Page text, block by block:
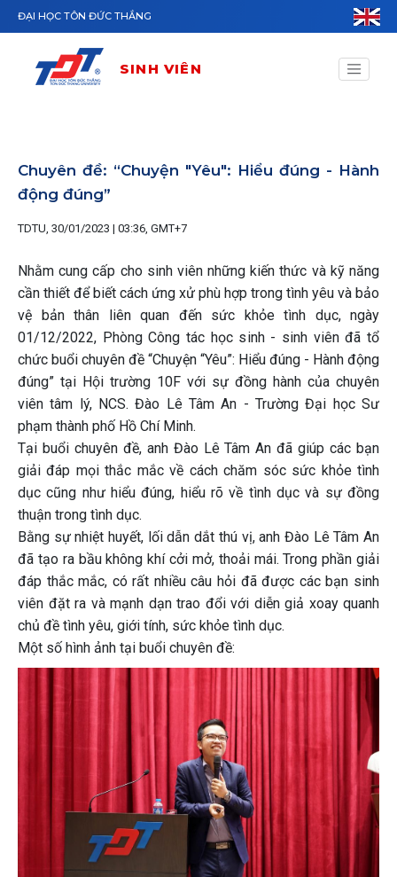
Nhảy đến nội dung
ĐẠI HỌC TÔN ĐỨC THẮNG
SINH VIÊN
Chuyên đề: “Chuyện "Yêu": Hiểu đúng - Hành
động đúng”
TDTU, 30/01/2023 | 03:36, GMT+7
Nhằm cung cấp cho sinh viên những kiến thức và kỹ năng
cần thiết để biết cách ứng xử phù hợp trong tình yêu và bảo
vệ bản thân liên quan đến sức khỏe tình dục, ngày
01/12/2022, Phòng Công tác học sinh - sinh viên đã tổ
chức buổi chuyên đề “Chuyện “Yêu”: Hiểu đúng - Hành động
đúng” tại Hội trường 10F với sự đồng hành của chuyên
viên tâm lý, NCS. Đào Lê Tâm An - Trường Đại học Sư
phạm thành phố Hồ Chí Minh.
Tại buổi chuyên đề, anh Đào Lê Tâm An đã giúp các bạn
giải đáp mọi thắc mắc về cách chăm sóc sức khỏe tình
dục cũng như hiểu đúng, hiểu rõ về tình dục và sự đồng
thuận trong tình dục.
Bằng sự nhiệt huyết, lối dẫn dắt thú vị, anh Đào Lê Tâm An
đã tạo ra bầu không khí cởi mở, thoải mái. Trong phần giải
đáp thắc mắc, có rất nhiều câu hỏi đã được các bạn sinh
viên đặt ra và mạnh dạn trao đổi với diễn giả xoay quanh
chủ đề tình yêu, giới tính, sức khỏe tình dục.
Một số hình ảnh tại buổi chuyên đề: